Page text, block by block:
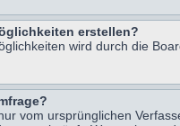
erstellen?
wird durch die
vom ursprünglichen